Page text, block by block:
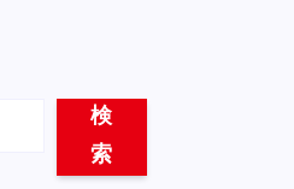
検
索